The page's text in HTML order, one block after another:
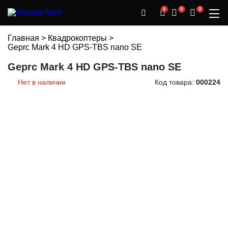
0 0 0
Главная > Квадрокоптеры >
Geprc Mark 4 HD GPS-TBS nano SE
Geprc Mark 4 HD GPS-TBS nano SE
Нет в наличии Код товара: 000224